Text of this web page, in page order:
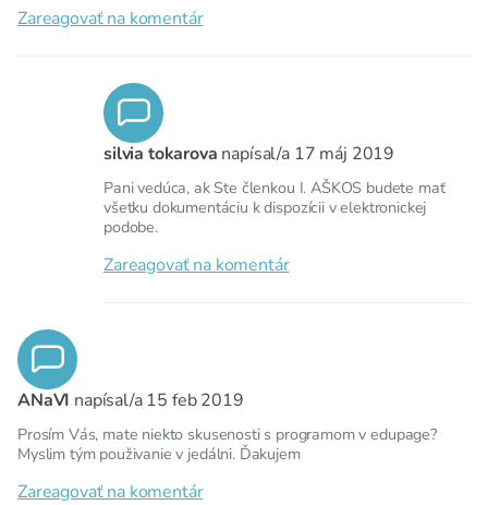
Zareagovať na komentár
silvia tokarova napísal/a 17 máj 2019
Pani vedúca, ak Ste členkou I. AŠKOS budete mať
všetku dokumentáciu k dispozícii v elektronickej
podobe.
Zareagovať na komentár
ANaVI napísal/a 15 feb 2019
Prosím Vás, mate niekto skusenosti s programom v edupage?
Myslim tým použivanie v jedálni. Ďakujem
Zareagovať na komentár